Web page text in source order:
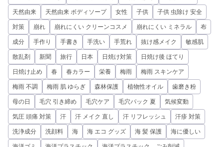
天然由来 天然由来 ボディソープ 女性 子供 子供 虫除け 安全
対策 崩れ 崩れにくい クリーンコスメ 崩れにくい ミネラル 布
成分 手作り 手書き 手洗い 手荒れ 抜け感メイク 敏感肌
散乱剤 新聞 旅行 日本 日焼け対策 日焼け後 ほてり
日焼け止め 春 春カラー 栄養 梅雨 梅雨 スキンケア
梅雨 不調 梅雨 肌 ゆらぎ 森林保護 植物性オイル 歯磨き粉
母の日 毛穴 引き締め 毛穴ケア 毛穴パック 夏 気候変動
気圧 頭痛 対策 汗 汗 メイク 直し 汗 リフレッシュ 汗疹 対策
洗浄成分 洗顔料 海 海 エコ グッズ 海 髪 保護 海に優しい